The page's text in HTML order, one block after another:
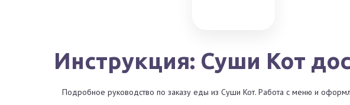
Инструкция: Суши Кот
Подробное руководство по заказу еды из Суши Кот. Работа с меню и